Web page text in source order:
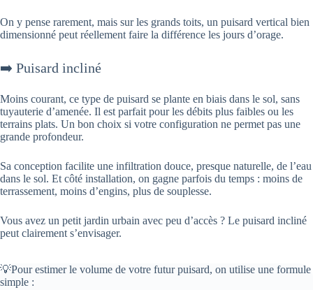
On y pense rarement, mais sur les grands toits, un puisard vertical bien
dimensionné peut réellement faire la différence les jours d’orage.
➡️ Puisard incliné
Moins courant, ce type de puisard se plante en biais dans le sol, sans
tuyauterie d’amenée. Il est parfait pour les débits plus faibles ou les
terrains plats. Un bon choix si votre configuration ne permet pas une
grande profondeur.
Sa conception facilite une infiltration douce, presque naturelle, de l’eau
dans le sol. Et côté installation, on gagne parfois du temps : moins de
terrassement, moins d’engins, plus de souplesse.
Vous avez un petit jardin urbain avec peu d’accès ? Le puisard incliné
peut clairement s’envisager.
💡Pour estimer le volume de votre futur puisard, on utilise une formule
simple :